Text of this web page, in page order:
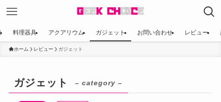
料理器具 アクアリウム ガジェット お問い合わせ レビュー
ホーム レビュー ガジェット
ガジェット – category –